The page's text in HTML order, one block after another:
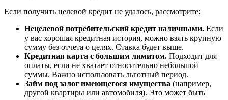
Если получить целевой кредит не удалось, рассмотрите:
Нецелевой потребительский кредит наличными. Если
у вас хорошая кредитная история, можно взять крупную
сумму без отчета о целях. Ставка будет выше.
Кредитная карта с большим лимитом. Подходит для
оплаты, если не хватает относительно небольшой
суммы. Важно использовать льготный период.
Займ под залог имеющегося имущества (например,
другой квартиры или автомобиля). Это может быть